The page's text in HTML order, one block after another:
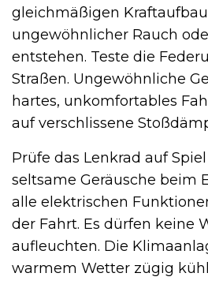
gleichmäßigen
ungewöhnlicher Rauch
entstehen. Teste die
Straßen. Ungewöhnliche
hartes, unkomfortables
auf verschlissene
Prüfe das Lenkrad auf
seltsame Geräusche beim
alle elektrischen
der Fahrt. Es dürfen keine
aufleuchten. Die
warmem Wetter zügig